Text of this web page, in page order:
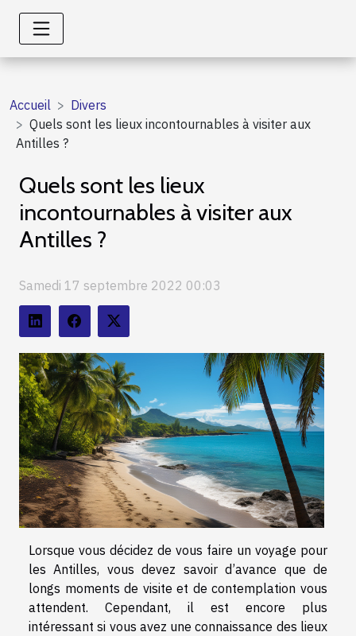
Accueil
Divers
Quels sont les lieux incontournables à visiter aux
Antilles ?
Quels sont les lieux
incontournables à visiter aux
Antilles ?
Samedi 17 septembre 2022 00:03
Lorsque vous décidez de vous faire un voyage pour
les Antilles, vous devez savoir d’avance que de
longs moments de visite et de contemplation vous
attendent. Cependant, il est encore plus
intéressant si vous avez une connaissance des lieux